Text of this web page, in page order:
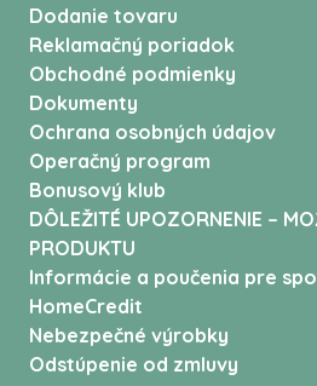
Dodanie tovaru
Reklamačný poriadok
Obchodné podmienky
Dokumenty
Ochrana osobných údajov
Operačný program
Bonusový klub
DÔLEŽITÉ UPOZORNENIE –
PRODUKTU
Informácie a poučenia pre
HomeCredit
Nebezpečné výrobky
Odstúpenie od zmluvy